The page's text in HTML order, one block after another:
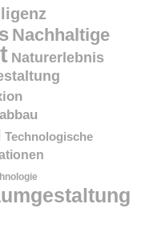
Nachhaltige
Naturerlebnis
Technologische